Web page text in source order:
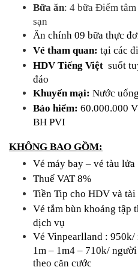
Bữa ăn: 4 bữa Điểm
sạn
Ăn chính 09 bữa thực
Vé tham quan: tại các
HDV Tiếng Việt suốt
đáo
Khuyến mại: Nước
Bảo hiểm: 60.000.000
BH PVI
KHÔNG BAO GỒM:
Vé máy bay – vé tàu lửa
Thuế VAT 8%
Tiền Tip cho HDV và
Vé tắm bùn khoáng tập
dịch vụ
Vé Vinpearlland :
1m – 1m4 – 710k/
theo căn cước